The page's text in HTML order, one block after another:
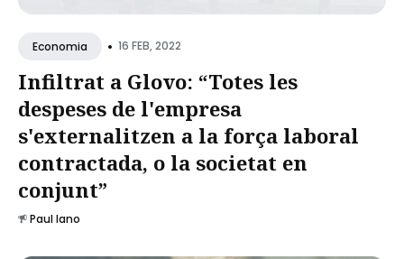
Economia • 16 FEB, 2022
Infiltrat a Glovo: “Totes les
despeses de l'empresa
s'externalitzen a la força laboral
contractada, o la societat en
conjunt”
Paul Iano